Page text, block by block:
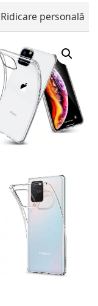
Ridicare personală